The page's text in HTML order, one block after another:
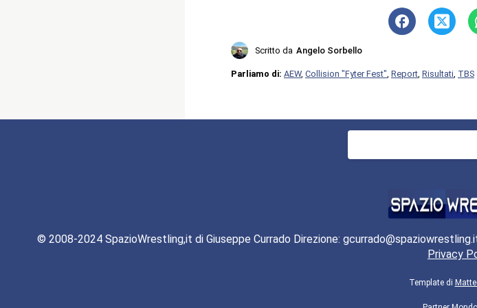
Scritto da Angelo Sorbello
Parliamo di: AEW, Collision "Fyter Fest" Report Risultati TBS
Ricerca
© 2008-2024 SpazioWrestling,it di Giuseppe Currado Direzione:
Privacy
Template di